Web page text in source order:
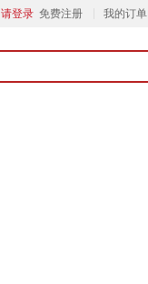
请登录 免费注册 我的订单